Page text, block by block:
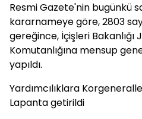
Resmi Gazete'nin bugünkü
kararnameye göre, 2803
gereğince, İçişleri
Komutanlığına mensup
yapıldı.
Yardımcılıklara
Lapanta getirildi